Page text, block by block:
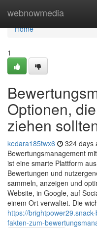
webnowmedia
Home
Home
1
Optionen,
ziehen
kedara185twx6 324 days
Bewertungsmanagement
ist eine smarte Plattform
Bewertungen und
sammeln, anzeigen und
Website, in Google, auf
einem Ort verwaltet. Die
https://
fakten-zum-